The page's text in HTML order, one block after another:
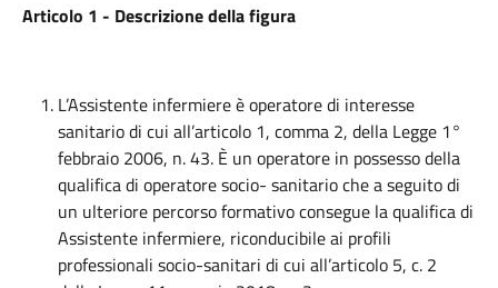
Articolo 1 - Descrizione della figura
L’Assistente infermiere è operatore di interesse
sanitario di cui all’articolo 1, comma 2, della Legge 1°
febbraio 2006, n. 43. È un operatore in possesso della
qualifica di operatore socio- sanitario che a seguito di
un ulteriore percorso formativo consegue la qualifica di
Assistente infermiere, riconducibile ai profili
professionali socio-sanitari di cui all’articolo 5, c. 2